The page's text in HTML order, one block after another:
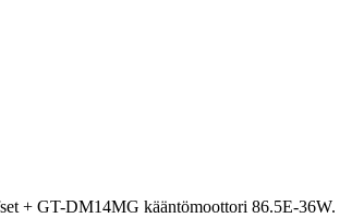
+ GT-DM14MG kääntömoottori 86.5E-36W.